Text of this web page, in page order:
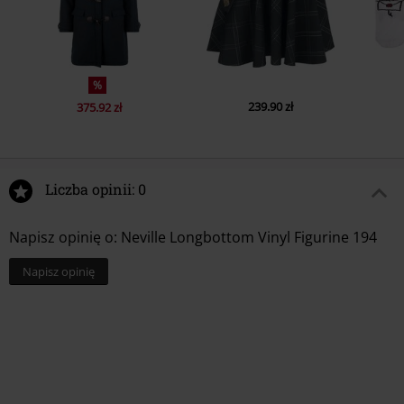
%
375.92 zł 239.90 zł
Liczba opinii: 0
Napisz opinię o: Neville Longbottom Vinyl Figurine 194
Napisz opinię